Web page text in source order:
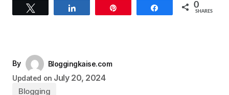
0
SHARES
By
Bloggingkaise.com
Updated on July 20, 2024
Blogging